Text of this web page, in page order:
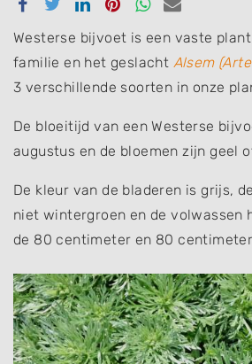
Facebook
TwitterLinkedin
Pinterest
Whatsapp
email
Westerse bijvoet is een vaste
familie en het geslacht Alsem
3 verschillende soorten in onze
De bloeitijd van een Westerse
augustus en de bloemen zijn geel
De kleur van de bladeren is grijs,
niet wintergroen en de volwassen
de 80 centimeter en 80